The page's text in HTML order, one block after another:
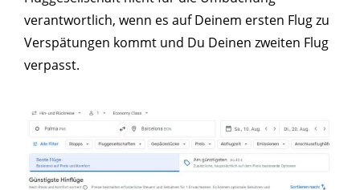
verantwortlich, wenn es auf Deinem ersten Flug zu
Verspätungen kommt und Du Deinen zweiten Flug
verpasst.